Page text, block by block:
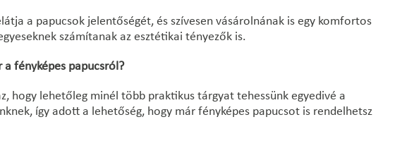
a papucsok jelentőségét, és szívesen vásárolnának is egy komfortos
számítanak az esztétikai tényezők is.
fényképes papucsról?
hogy lehetőleg minél több praktikus tárgyat tehessünk egyedivé a
így adott a lehetőség, hogy már fényképes papucsot is rendelhetsz